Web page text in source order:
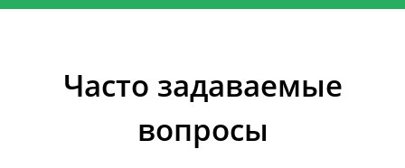
Часто задаваемые
вопросы